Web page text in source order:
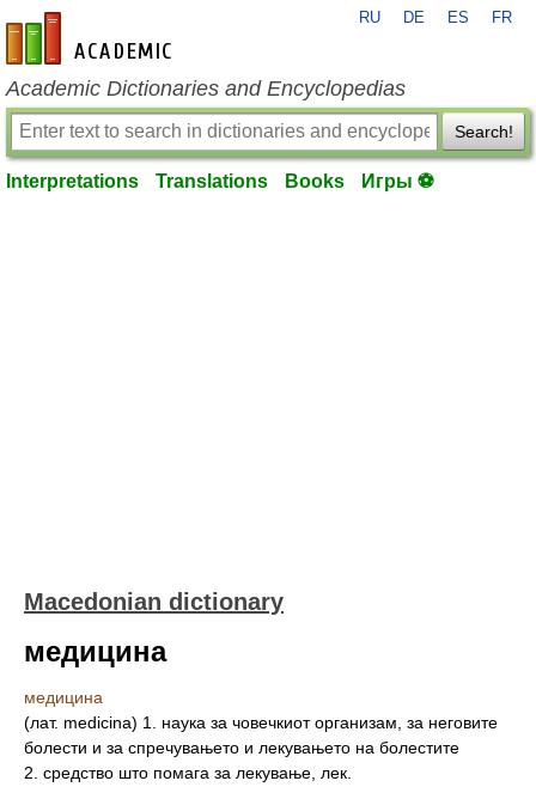
en-academic.com
RU DE ES FR
Academic Dictionaries and Encyclopedias
Search!
Interpretations Translations Books Игры ⚽
Macedonian dictionary
медицина
медицина
(лат. medicina) 1. наука за човечкиот организам, за неговите
болести и за спречувањето и лекувањето на болестите
2. средство што помага за лекување, лек.